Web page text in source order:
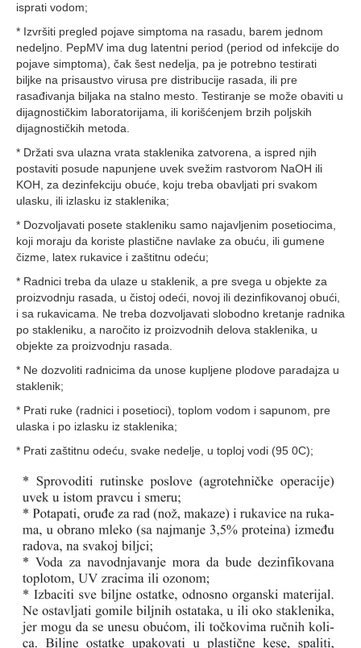
isprati vodom;
* Izvršiti pregled pojave simptoma na rasadu, barem jednom
nedeljno. PepMV ima dug latentni period (period od infekcije do
pojave simptoma), čak šest nedelja, pa je potrebno testirati
biljke na prisaustvo virusa pre distribucije rasada, ili pre
rasađivanja biljaka na stalno mesto. Testiranje se može obaviti u
dijagnostičkim laboratorijama, ili korišćenjem brzih poljskih
dijagnostičkih metoda.
* Držati sva ulazna vrata staklenika zatvorena, a ispred njih
postaviti posude napunjene uvek svežim rastvorom NaOH ili
KOH, za dezinfekciju obuće, koju treba obavljati pri svakom
ulasku, ili izlasku iz staklenika;
* Dozvoljavati posete stakleniku samo najavljenim posetiocima,
koji moraju da koriste plastične navlake za obuću, ili gumene
čizme, latex rukavice i zaštitnu odeću;
* Radnici treba da ulaze u staklenik, a pre svega u objekte za
proizvodnju rasada, u čistoj odeći, novoj ili dezinfikovanoj obući,
i sa rukavicama. Ne treba dozvoljavati slobodno kretanje radnika
po stakleniku, a naročito iz proizvodnih delova staklenika, u
objekte za proizvodnju rasada.
* Ne dozvoliti radnicima da unose kupljene plodove paradajza u
staklenik;
* Prati ruke (radnici i posetioci), toplom vodom i sapunom, pre
ulaska i po izlasku iz staklenika;
* Prati zaštitnu odeću, svake nedelje, u toploj vodi (95 0C);